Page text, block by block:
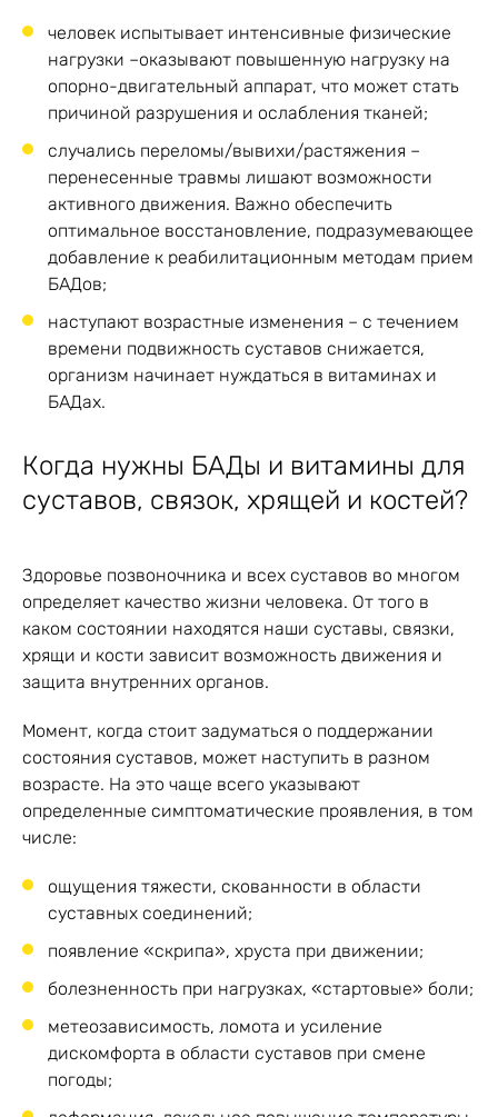
человек испытывает интенсивные физические
нагрузки –оказывают повышенную нагрузку на
опорно-двигательный аппарат, что может стать
причиной разрушения и ослабления тканей;
случались переломы/вывихи/растяжения –
перенесенные травмы лишают возможности
активного движения. Важно обеспечить
оптимальное восстановление, подразумевающее
добавление к реабилитационным методам прием
БАДов;
наступают возрастные изменения – с течением
времени подвижность суставов снижается,
организм начинает нуждаться в витаминах и
БАДах.
Когда нужны БАДы и витамины для
суставов, связок, хрящей и костей?
Здоровье позвоночника и всех суставов во многом
определяет качество жизни человека. От того в
каком состоянии находятся наши суставы, связки,
хрящи и кости зависит возможность движения и
защита внутренних органов.
Момент, когда стоит задуматься о поддержании
состояния суставов, может наступить в разном
возрасте. На это чаще всего указывают
определенные симптоматические проявления, в том
числе:
ощущения тяжести, скованности в области
суставных соединений;
появление «скрипа», хруста при движении;
болезненность при нагрузках, «стартовые» боли;
метеозависимость, ломота и усиление
дискомфорта в области суставов при смене
погоды;